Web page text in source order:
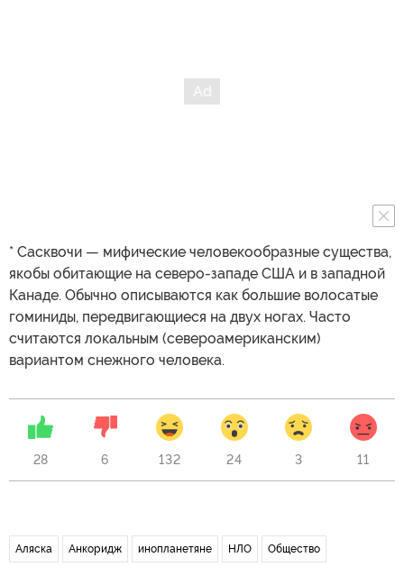
* Сасквочи — мифические человекообразные существа,
якобы обитающие на северо-западе США и в западной
Канаде. Обычно описываются как большие волосатые
гоминиды, передвигающиеся на двух ногах. Часто
считаются локальным (североамериканским)
вариантом снежного человека.
28 6 132 24 3 11
Аляска Анкоридж инопланетяне НЛО Общество